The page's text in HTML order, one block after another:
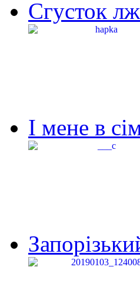
Сгусток
І мене в